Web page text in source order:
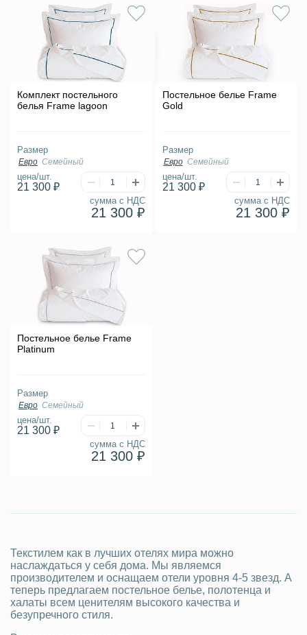
Комплект постельного
белья Frame lagoon
цена/шт.
21 300 ₽
сумма с НДС
21 300 ₽
Размер
Евро Семейный
Постельное белье Frame
Gold
цена/шт.
21 300 ₽
сумма с НДС
21 300 ₽
Размер
Евро Семейный
Постельное белье Frame
Platinum
цена/шт.
21 300 ₽
сумма с НДС
21 300 ₽
Размер
Евро Семейный
Текстилем как в лучших отелях мира можно
наслаждаться у себя дома. Мы являемся
производителем и оснащаем отели уровня 4-5 звезд. А
теперь предлагаем постельное белье, полотенца и
халаты всем ценителям высокого качества и
безупречного стиля.